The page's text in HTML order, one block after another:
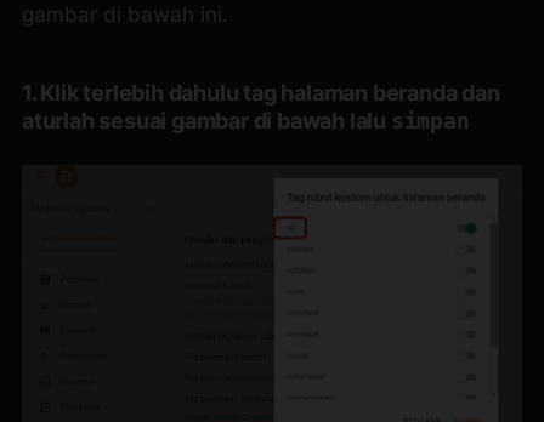
gambar di bawah ini.
1. Klik terlebih dahulu tag halaman beranda dan
aturlah sesuai gambar di bawah lalu simpan